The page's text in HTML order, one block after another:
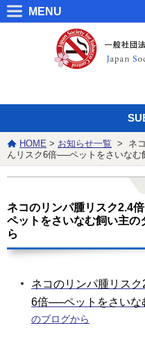
MENU
HOME > お知らせ一覧 > ネ
んリスク6倍──ペットをさいなむ
ネコのリンパ腫リスク2.4
ペットをさいなむ飼い主の
ら
ネコのリンパ腫リス
6倍──ペットをさいな
のブログから